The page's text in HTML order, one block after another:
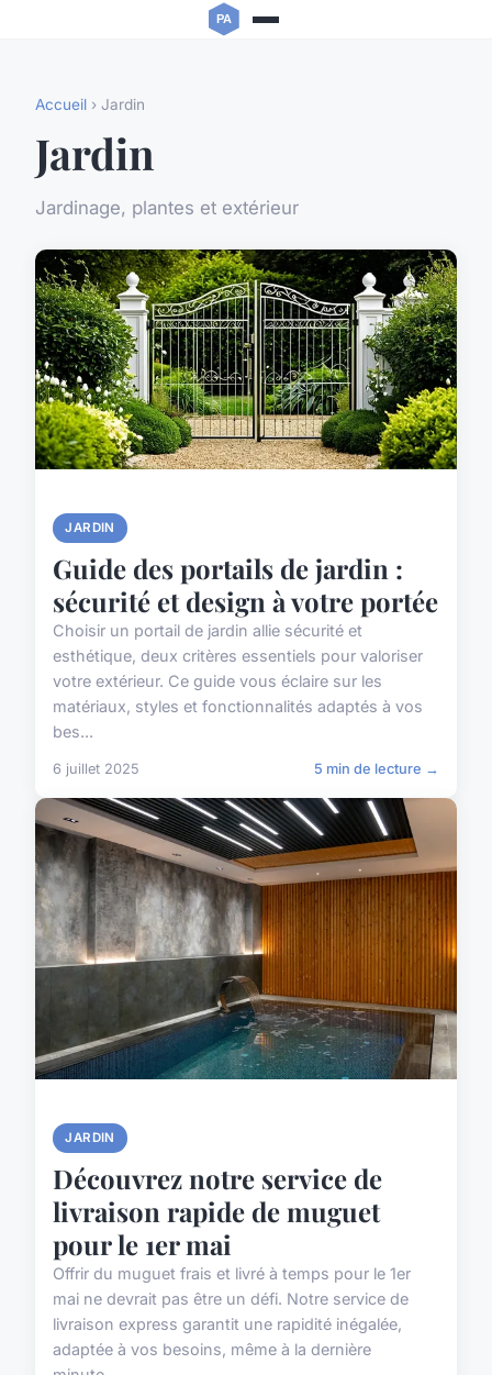
Accueil › Jardin
Jardin
Jardinage, plantes et extérieur
JARDIN
Guide des portails de jardin :
sécurité et design à votre portée
Choisir un portail de jardin allie sécurité et
esthétique, deux critères essentiels pour valoriser
votre extérieur. Ce guide vous éclaire sur les
matériaux, styles et fonctionnalités adaptés à vos
bes...
6 juillet 2025 5 min de lecture →
JARDIN
Découvrez notre service de
livraison rapide de muguet
pour le 1er mai
Offrir du muguet frais et livré à temps pour le 1er
mai ne devrait pas être un défi. Notre service de
livraison express garantit une rapidité inégalée,
adaptée à vos besoins, même à la dernière